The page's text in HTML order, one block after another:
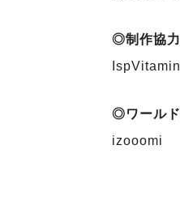
◎制作協力
◎ワールド
izooomi